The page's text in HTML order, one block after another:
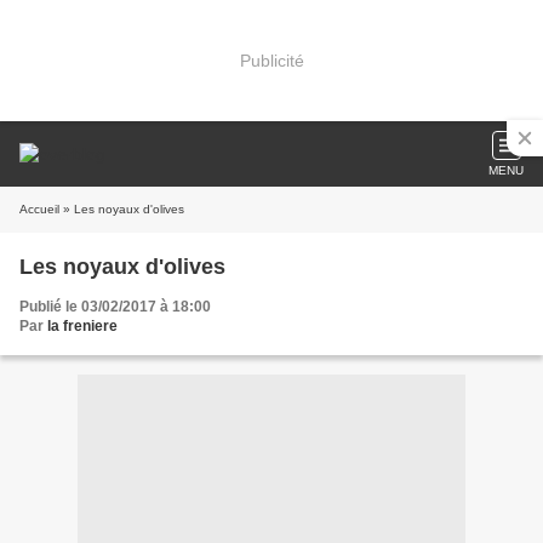
Publicité
MENU
Accueil » Les noyaux d'olives
Les noyaux d'olives
Publié le 03/02/2017 à 18:00
Par la freniere